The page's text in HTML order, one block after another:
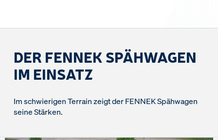
DER FENNEK SPÄHWAGEN
IM EINSATZ
Im schwierigen Terrain zeigt der FENNEK Spähwagen
seine Stärken.